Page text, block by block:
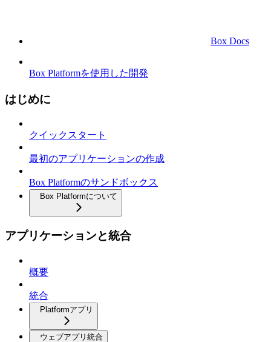
Box Docs
Box Platformを使用した開発
はじめに
クイックスタート
最初のアプリケーションの作成
Box Platformのサンドボックス
Box Platformについて
アプリケーションと統合
概要
統合
Platformアプリ
ウェブアプリ統合